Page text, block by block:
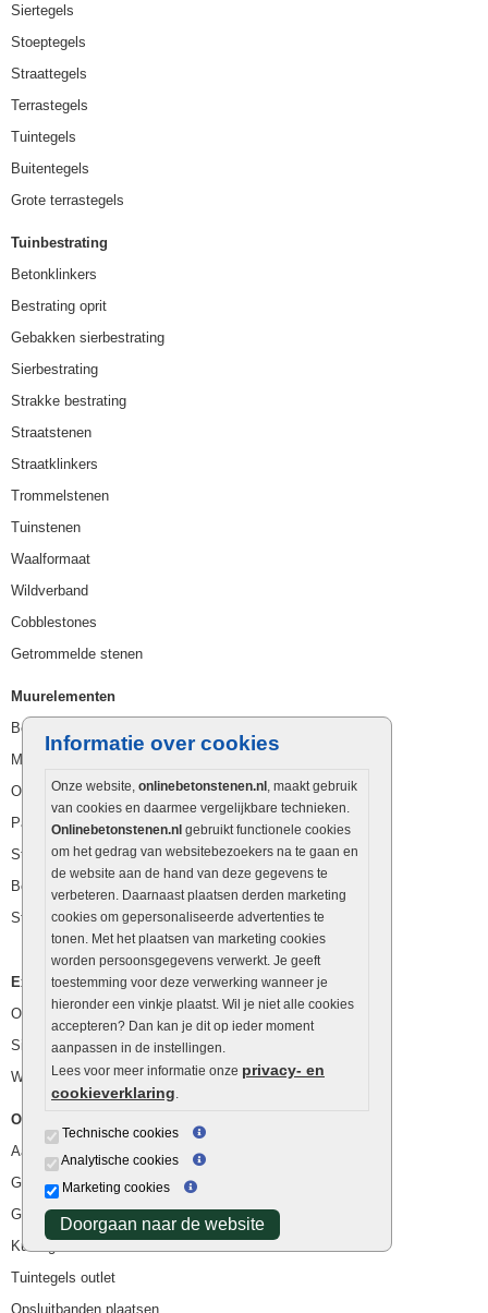
Informatie over cookies
Onze website, onlinebetonstenen.nl , maakt gebruik
van cookies en daarmee vergelijkbare technieken.
Onlinebetonstenen.nl gebruikt functionele cookies
om het gedrag van websitebezoekers na te gaan en
de website aan de hand van deze gegevens te
verbeteren. Daarnaast plaatsen derden marketing
cookies om gepersonaliseerde advertenties te
tonen. Met het plaatsen van marketing cookies
worden persoonsgegevens verwerkt. Je geeft
toestemming voor deze verwerking wanneer je
hieronder een vinkje plaatst. Wil je niet alle cookies
accepteren? Dan kan je dit op ieder moment
aanpassen in de instellingen.
Lees voor meer informatie onze privacy- en
cookieverklaring.
Technische cookies
Analytische cookies
Marketing cookies
Doorgaan naar de website
Siertegels
Stoeptegels
Straattegels
Terrastegels
Tuintegels
Buitentegels
Grote terrastegels
Tuinbestrating
Betonklinkers
Bestrating oprit
Gebakken sierbestrating
Sierbestrating
Strakke bestrating
Straatstenen
Straatklinkers
Trommelstenen
Tuinstenen
Waalformaat
Wildverband
Cobblestones
Getrommelde stenen
Muurelementen
Betonbielzen
Muurstenen
Opsluitbanden
Palissaden
Stapelblokken
Betonblokken
Stapelstenen
Extra benodigdheden
Ophoogzand
Siergrind en siersplit
Waterafvoer
Overig
Aanbiedingen
Goedkope bestrating
Goedkope tuintegels
Kunstgras
Tuintegels outlet
Opsluitbanden plaatsen